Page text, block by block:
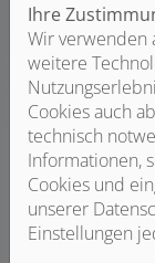
Ihre
Wir verwenden
weitere
Cookies auch
technisch
Informationen,
Cookies und
unserer
Einstellungen